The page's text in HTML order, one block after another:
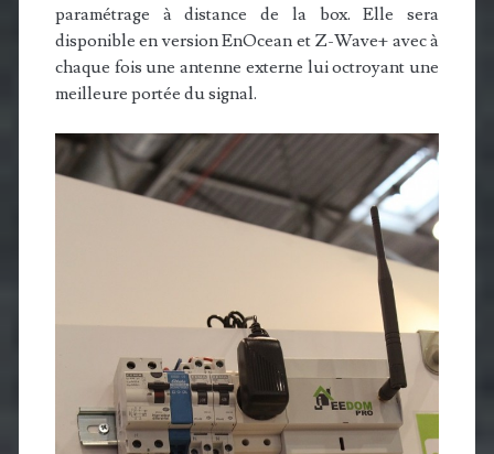
paramétrage à distance de la box. Elle sera
disponible en version EnOcean et Z-Wave+ avec à
chaque fois une antenne externe lui octroyant une
meilleure portée du signal.